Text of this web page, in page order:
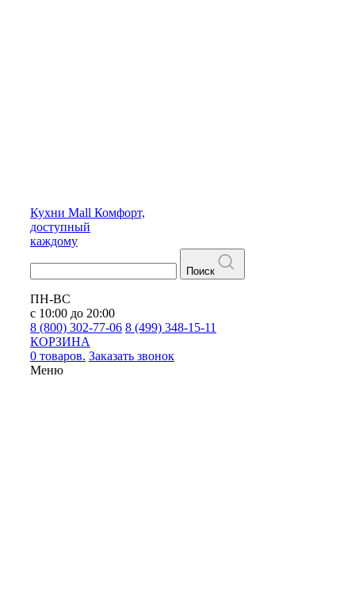
Кухни Mall Комфорт,
доступный
каждому
Поиск
ПН-ВС
с 10:00 до 20:00
8 (800) 302-77-06 8 (499) 348-15-11
КОРЗИНА
0 товаров. Заказать звонок
Меню